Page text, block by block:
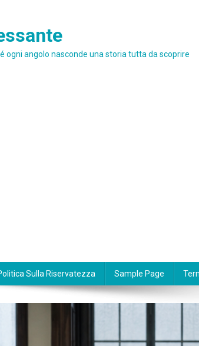
ogni angolo nasconde una storia tutta da scoprire
Sulla Riservatezza Sample Page